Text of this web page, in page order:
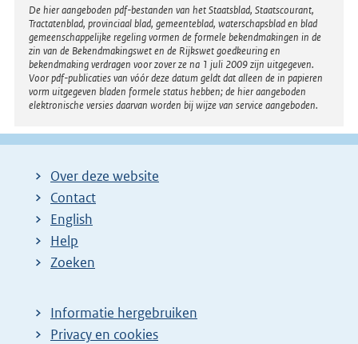
Disclaimer
De hier aangeboden pdf-bestanden van het Staatsblad, Staatscourant,
Tractatenblad, provinciaal blad, gemeenteblad, waterschapsblad en blad
gemeenschappelijke regeling vormen de formele bekendmakingen in de
zin van de Bekendmakingswet en de Rijkswet goedkeuring en
bekendmaking verdragen voor zover ze na 1 juli 2009 zijn uitgegeven.
Voor pdf-publicaties van vóór deze datum geldt dat alleen de in papieren
vorm uitgegeven bladen formele status hebben; de hier aangeboden
elektronische versies daarvan worden bij wijze van service aangeboden.
Over deze website
Contact
English
Help
Zoeken
Informatie hergebruiken
Privacy en cookies